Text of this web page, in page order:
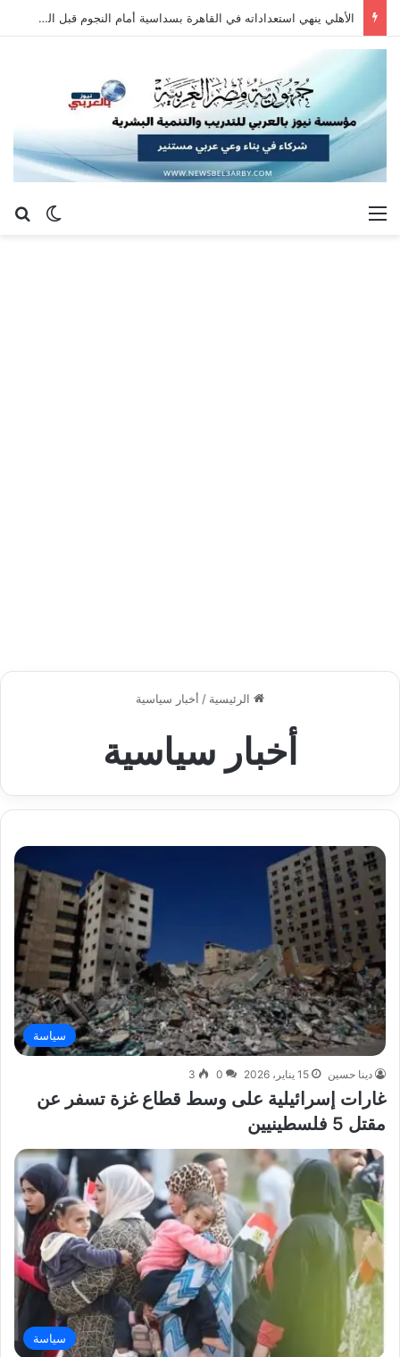
الأهلي ينهي استعداداته في القاهرة بسداسية أمام النجوم قبل السفر إلى إسبانيا
الوضع القائمة
الرئيسية / أخبار سياسية
أخبار سياسية
سياسة
دينا حسين 15 يناير، 2026 0
3
غارات إسرائيلية على وسط قطاع غزة تسفر عن
مقتل 5 فلسطينيين
سياسة